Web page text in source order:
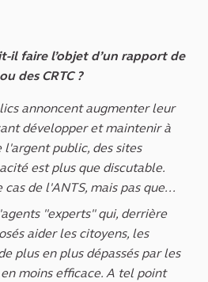
il faire l’objet d’un rapport de
des CRTC ?
annoncent augmenter leur
développer et maintenir à
l'argent public, des sites
est plus que discutable.
de l'ANTS, mais pas que...
"experts" qui, derrière
aider les citoyens, les
plus en plus dépassés par les
moins efficace. A tel point